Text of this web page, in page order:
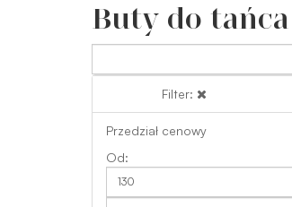
Buty do
Filter:
Przedział cenowy